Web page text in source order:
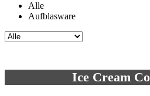
Alle
Aufblasware
Ice Cream